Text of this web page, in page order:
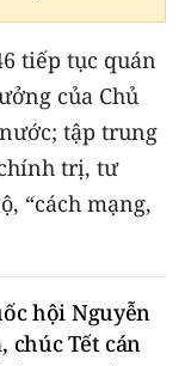
tiếp tục quán
của Chủ
tập trung
trị, tư
“cách mạng,
hội Nguyễn
chúc Tết cán